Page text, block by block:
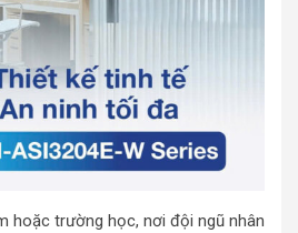
hoặc trường học, nơi đội ngũ nhân